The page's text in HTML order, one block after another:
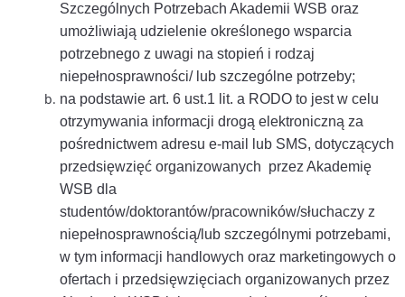
Szczególnych Potrzebach Akademii WSB oraz
umożliwiają udzielenie określonego wsparcia
potrzebnego z uwagi na stopień i rodzaj
niepełnosprawności/ lub szczególne potrzeby;
na podstawie art. 6 ust.1 lit. a RODO to jest w celu
otrzymywania informacji drogą elektroniczną za
pośrednictwem adresu e-mail lub SMS, dotyczących
przedsięwzięć organizowanych przez Akademię
WSB dla
studentów/doktorantów/pracowników/słuchaczy z
niepełnosprawnością/lub szczególnymi potrzebami,
w tym informacji handlowych oraz marketingowych o
ofertach i przedsięwzięciach organizowanych przez